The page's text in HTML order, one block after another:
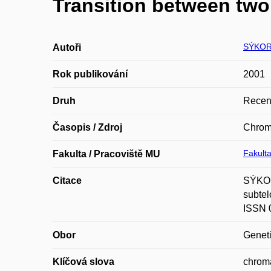
Transition between
Autoři
Rok publikování 2001
Druh
Časopis / Zdroj
Fakulta / Pracoviště MU
Citace
ISSN
Obor
Klíčová slova